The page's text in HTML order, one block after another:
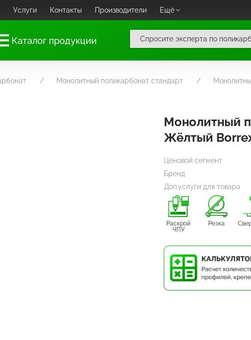
Услуги Контакты Производители Ещё
Каталог продукции
Монолитный поликарбонат стандарт
Монолитный
Жёлтый
Ценовой сегмент
Бренд
Доп.услуги для товара
Раскрой
ЧПУ
Резка